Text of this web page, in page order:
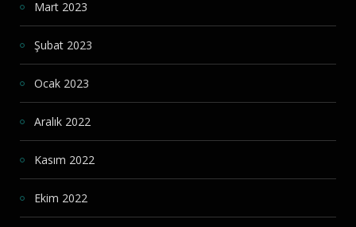
Mart 2023
Şubat 2023
Ocak 2023
Aralık 2022
Kasım 2022
Ekim 2022